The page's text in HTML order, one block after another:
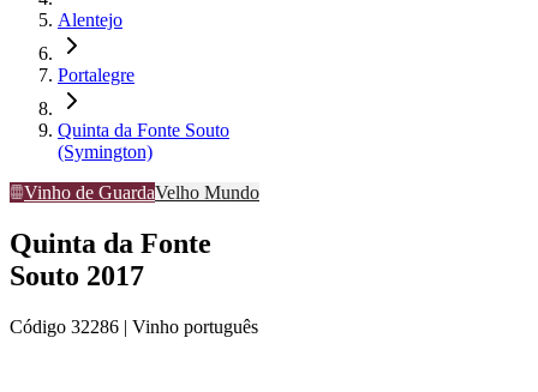
Alentejo
Portalegre
Quinta da Fonte Souto
(Symington)
Vinho de GuardaVelho Mundo
Quinta da Fonte
Souto 2017
Código 32286 | Vinho português